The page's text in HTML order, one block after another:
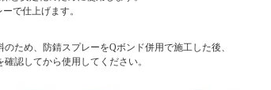
で仕上げます。
ため、防錆スプレーをQボンド併用で施工した後、
認してから使用してください。